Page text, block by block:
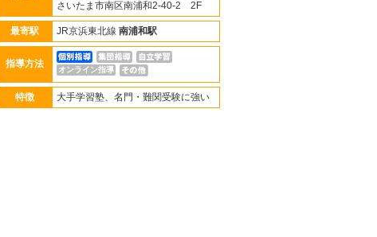
さいたま市南区南浦和2-40-2 2F
最寄駅 JR京浜東北線 南浦和駅
指導方法
オンライン指導
特徴 大手学習塾、名門・難関受験に強い